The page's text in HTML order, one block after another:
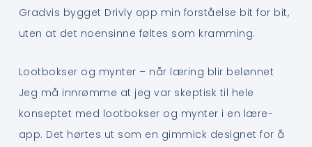
Gradvis bygget Drivly opp min forståelse bit for bit,
uten at det noensinne føltes som kramming.
Lootbokser og mynter – når læring blir belønnet
Jeg må innrømme at jeg var skeptisk til hele
konseptet med lootbokser og mynter i en lære-
app. Det hørtes ut som en gimmick designet for å